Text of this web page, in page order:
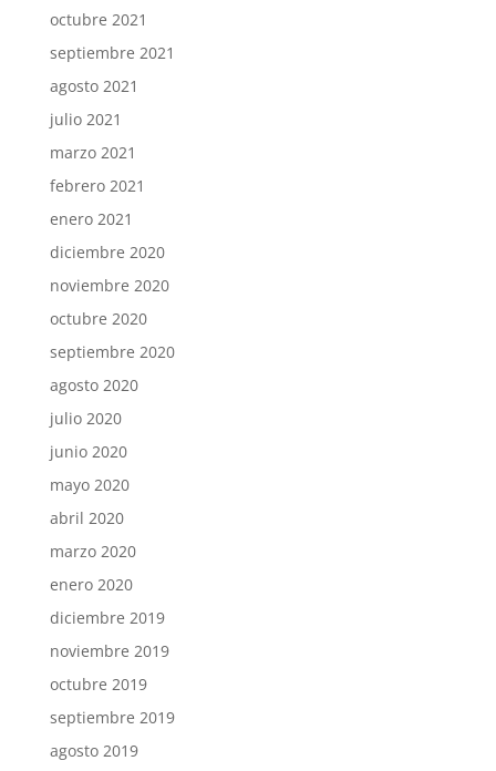
octubre 2021
septiembre 2021
agosto 2021
julio 2021
marzo 2021
febrero 2021
enero 2021
diciembre 2020
noviembre 2020
octubre 2020
septiembre 2020
agosto 2020
julio 2020
junio 2020
mayo 2020
abril 2020
marzo 2020
enero 2020
diciembre 2019
noviembre 2019
octubre 2019
septiembre 2019
agosto 2019